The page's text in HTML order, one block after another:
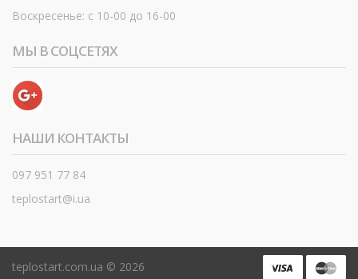
Воскресенье: с 10-00 до 16-00
МЫ В СОЦСЕТЯХ
НАШИ КОНТАКТЫ
097 951 77 84
teplostart@i.ua
teplostart.com.ua © 2026